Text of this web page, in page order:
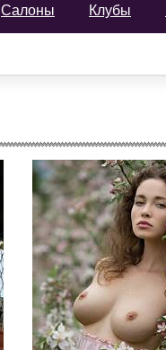
Салоны Клубы